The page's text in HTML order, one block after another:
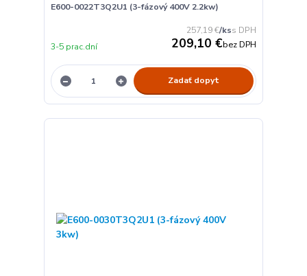
E600-0022T3Q2U1 (3-fázový 400V 2.2kw)
257,19 €/ks
209,10 €bez DPH
3-5 prac.dní
Zadať dopyt